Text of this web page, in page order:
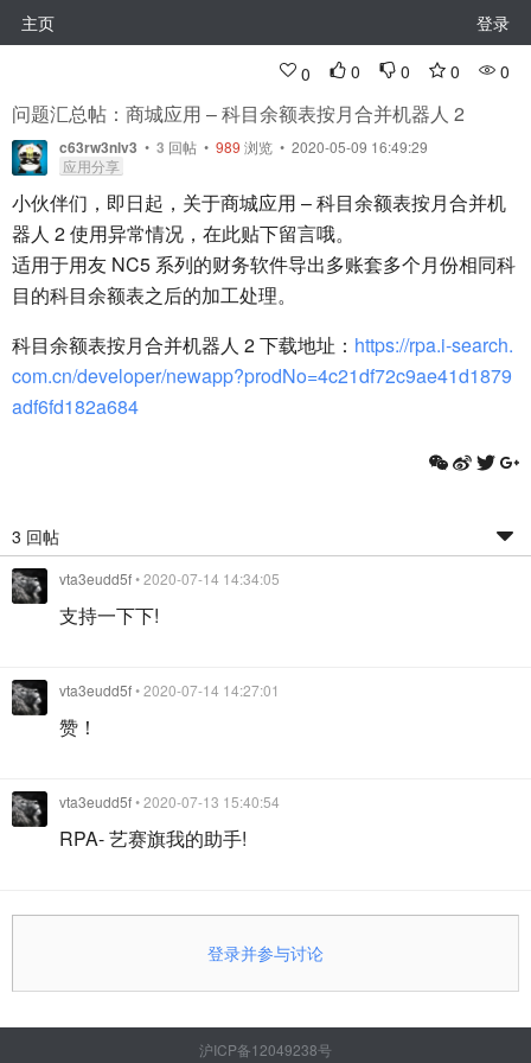
主页 登录
0 0 0 0 0
问题汇总帖：商城应用 – 科目余额表按月合并机器人 2
c63rw3nlv3 • 3 回帖 • 989 浏览 • 2020-05-09 16:49:29
应用分享
小伙伴们，即日起，关于商城应用 – 科目余额表按月合并机
器人 2 使用异常情况，在此贴下留言哦。
适用于用友 NC5 系列的财务软件导出多账套多个月份相同科
目的科目余额表之后的加工处理。
科目余额表按月合并机器人 2 下载地址： https://rpa.i-search.
com.cn/developer/newapp?prodNo=4c21df72c9ae41d1879
adf6fd182a684
3 回帖
vta3eudd5f• 2020-07-14 14:34:05
支持一下下!
vta3eudd5f• 2020-07-14 14:27:01
赞！
vta3eudd5f• 2020-07-13 15:40:54
RPA- 艺赛旗我的助手!
登录并参与讨论
沪ICP备12049238号